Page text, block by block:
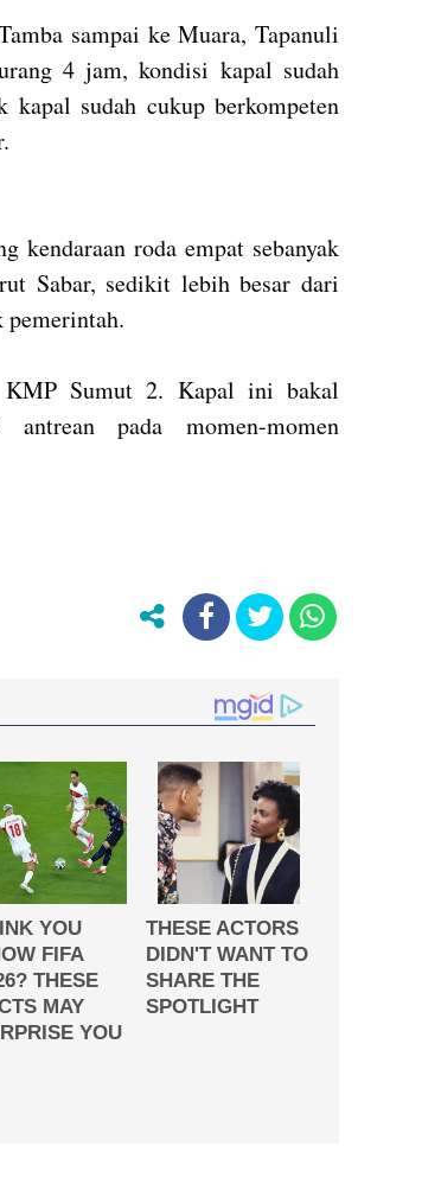
sampai ke Muara, Tapanuli
4 jam, kondisi kapal sudah
sudah cukup berkompeten
kendaraan roda empat sebanyak
Sabar, sedikit lebih besar dari
Sumut 2. Kapal ini bakal
antrean pada momen-momen